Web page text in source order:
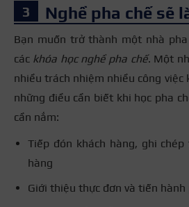
Nghề pha chế sẽ
Bạn muốn trở thành một nhà
các khóa học nghề pha chế. Một
nhiều trách nhiệm nhiều công việc
những điều cần biết khi học pha
cần nắm:
Tiếp đón khách hàng, ghi
hàng
Giới thiệu thực đơn và tiến hành